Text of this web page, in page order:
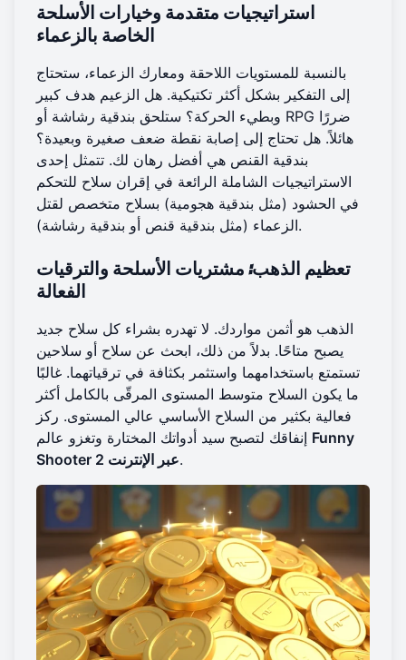
استراتيجيات متقدمة وخيارات الأسلحة
الخاصة بالزعماء
بالنسبة للمستويات اللاحقة ومعارك الزعماء، ستحتاج
إلى التفكير بشكل أكثر تكتيكية. هل الزعيم هدف كبير
وبطيء الحركة؟ ستلحق بندقية رشاشة أو RPG ضررًا
هائلاً. هل تحتاج إلى إصابة نقطة ضعف صغيرة وبعيدة؟
بندقية القنص هي أفضل رهان لك. تتمثل إحدى
الاستراتيجيات الشاملة الرائعة في إقران سلاح للتحكم
في الحشود (مثل بندقية هجومية) بسلاح متخصص لقتل
الزعماء (مثل بندقية قنص أو بندقية رشاشة).
تعظيم الذهب: مشتريات الأسلحة والترقيات
الفعالة
الذهب هو أثمن مواردك. لا تهدره بشراء كل سلاح جديد
يصبح متاحًا. بدلاً من ذلك، ابحث عن سلاح أو سلاحين
تستمتع باستخدامهما واستثمر بكثافة في ترقياتهما. غالبًا
ما يكون السلاح متوسط المستوى المرقّى بالكامل أكثر
فعالية بكثير من السلاح الأساسي عالي المستوى. ركز
Funny
Shooter 2 عبر الإنترنت.